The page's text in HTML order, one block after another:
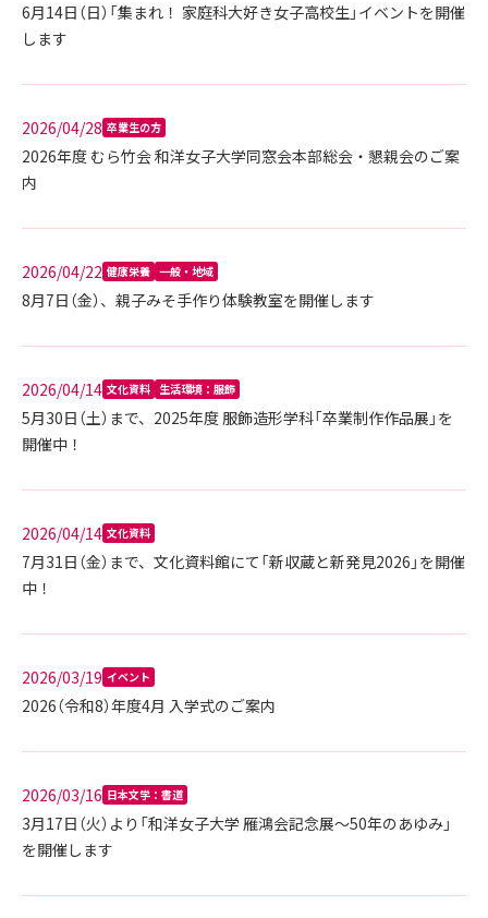
6月14日（日）「集まれ！ 家庭科大好き女子高校生」イベントを開催
します
2026/04/28 卒業生の方
2026年度 むら竹会 和洋女子大学同窓会本部総会・懇親会のご案
内
2026/04/22 健康栄養 一般・地域
8月7日（金）、親子みそ手作り体験教室を開催します
2026/04/14 文化資料 生活環境：服飾
5月30日（土）まで、2025年度 服飾造形学科「卒業制作作品展」を
開催中！
2026/04/14 文化資料
7月31日（金）まで、文化資料館にて「新収蔵と新発見2026」を開催
中！
2026/03/19 イベント
2026（令和8）年度4月 入学式のご案内
2026/03/16 日本文学：書道
3月17日（火）より「和洋女子大学 雁鴻会記念展～50年のあゆみ」
を開催します